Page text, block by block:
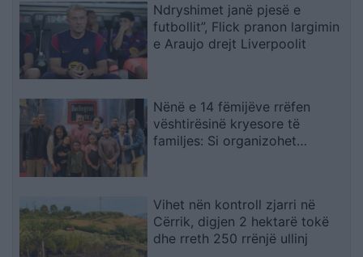
Ndryshimet janë pjesë e
futbollit”, Flick pranon largimin
e Araujo drejt Liverpoolit
Nënë e 14 fëmijëve rrëfen
vështirësinë kryesore të
familjes: Si organizohet
Vihet nën kontroll zjarri në
Cërrik, digjen 2 hektarë tokë
dhe rreth 250 rrënjë ullinj